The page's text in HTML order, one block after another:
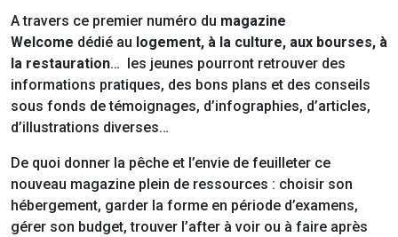
A travers ce premier numéro du magazine
Welcome dédié au logement, à la culture, aux bourses, à
la restauration… les jeunes pourront retrouver des
informations pratiques, des bons plans et des conseils
sous fonds de témoignages, d’infographies, d’articles,
d’illustrations diverses…
De quoi donner la pêche et l’envie de feuilleter ce
nouveau magazine plein de ressources : choisir son
hébergement, garder la forme en période d’examens,
gérer son budget, trouver l’after à voir ou à faire après